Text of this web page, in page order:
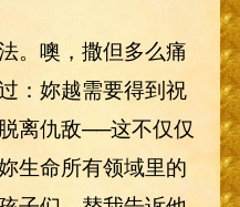
。噢，撒但多么痛
：妳越需要得到祝
离仇敌──这不仅仅
生命所有领域里的